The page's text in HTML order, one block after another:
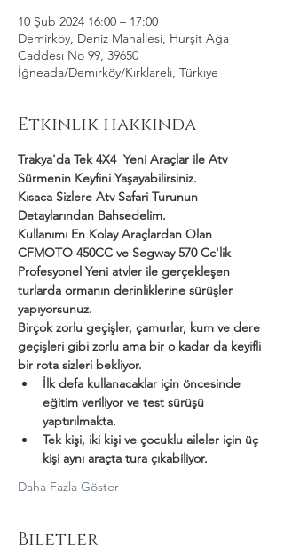
10 Şub 2024 16:00 – 17:00
Demirköy, Deniz Mahallesi, Hurşit Ağa
Caddesi No 99, 39650
İğneada/Demirköy/Kırklareli, Türkiye
Etkinlik hakkında
Trakya'da Tek 4X4  Yeni Araçlar ile Atv
Sürmenin Keyfini Yaşayabilirsiniz.
Kısaca Sizlere Atv Safari Turunun
Detaylarından Bahsedelim.
Kullanımı En Kolay Araçlardan Olan
CFMOTO 450CC ve Segway 570 Cc'lik
Profesyonel Yeni atvler ile gerçekleşen
turlarda ormanın derinliklerine sürüşler
yapıyorsunuz.
Birçok zorlu geçişler, çamurlar, kum ve dere
geçişleri gibi zorlu ama bir o kadar da keyifli
bir rota sizleri bekliyor.
İlk defa kullanacaklar için öncesinde
eğitim veriliyor ve test sürüşü
yaptırılmakta.
Tek kişi, iki kişi ve çocuklu aileler için üç
kişi aynı araçta tura çıkabiliyor.
Daha Fazla Göster
Biletler